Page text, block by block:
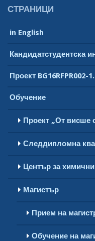
СТРАНИЦИ
in English
Кандидатстудентска
Проект BG16RFPR002-
Обучение
Проект „От висше
Следдипломна
Център за
Магистър
Прием на
Обучение на